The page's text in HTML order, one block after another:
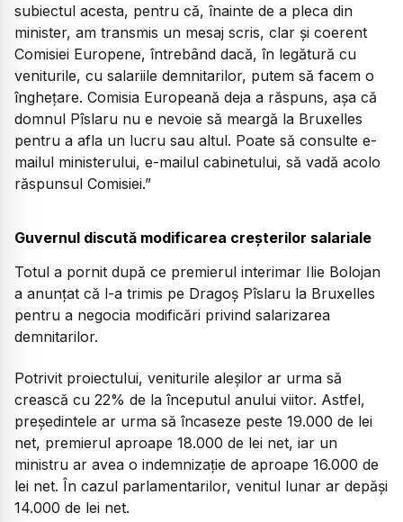
subiectul acesta, pentru că, înainte de a pleca din
minister, am transmis un mesaj scris, clar şi coerent
Comisiei Europene, întrebând dacă, în legătură cu
veniturile, cu salariile demnitarilor, putem să facem o
îngheţare. Comisia Europeană deja a răspuns, aşa că
domnul Pîslaru nu e nevoie să meargă la Bruxelles
pentru a afla un lucru sau altul. Poate să consulte e-
mailul ministerului, e-mailul cabinetului, să vadă acolo
răspunsul Comisiei.”
Guvernul discută modificarea creșterilor salariale
Totul a pornit după ce premierul interimar Ilie Bolojan
a anunțat că l-a trimis pe Dragoș Pîslaru la Bruxelles
pentru a negocia modificări privind salarizarea
demnitarilor.
Potrivit proiectului, veniturile aleșilor ar urma să
crească cu 22% de la începutul anului viitor. Astfel,
președintele ar urma să încaseze peste 19.000 de lei
net, premierul aproape 18.000 de lei net, iar un
ministru ar avea o indemnizație de aproape 16.000 de
lei net. În cazul parlamentarilor, venitul lunar ar depăși
14.000 de lei net.